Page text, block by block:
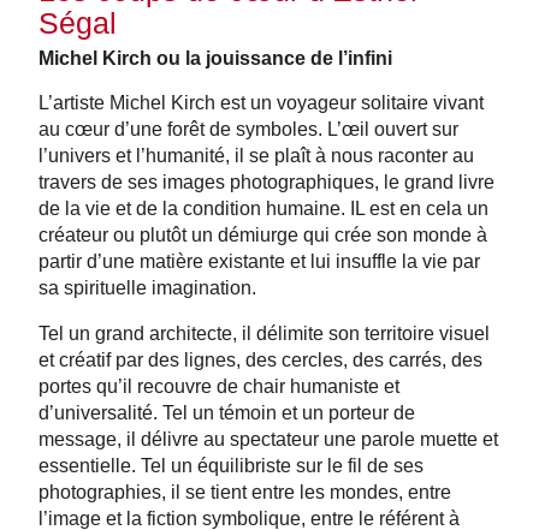
Ségal
Michel Kirch ou la jouissance de l’infini
L’artiste Michel Kirch est un voyageur solitaire vivant
au cœur d’une forêt de symboles. L’œil ouvert sur
l’univers et l’humanité, il se plaît à nous raconter au
travers de ses images photographiques, le grand livre
de la vie et de la condition humaine. IL est en cela un
créateur ou plutôt un démiurge qui crée son monde à
partir d’une matière existante et lui insuffle la vie par
sa spirituelle imagination.
Tel un grand architecte, il délimite son territoire visuel
et créatif par des lignes, des cercles, des carrés, des
portes qu’il recouvre de chair humaniste et
d’universalité. Tel un témoin et un porteur de
message, il délivre au spectateur une parole muette et
essentielle. Tel un équilibriste sur le fil de ses
photographies, il se tient entre les mondes, entre
l’image et la fiction symbolique, entre le référent à